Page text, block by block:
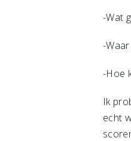
-Wat
-
-Hoe
Ik
echt